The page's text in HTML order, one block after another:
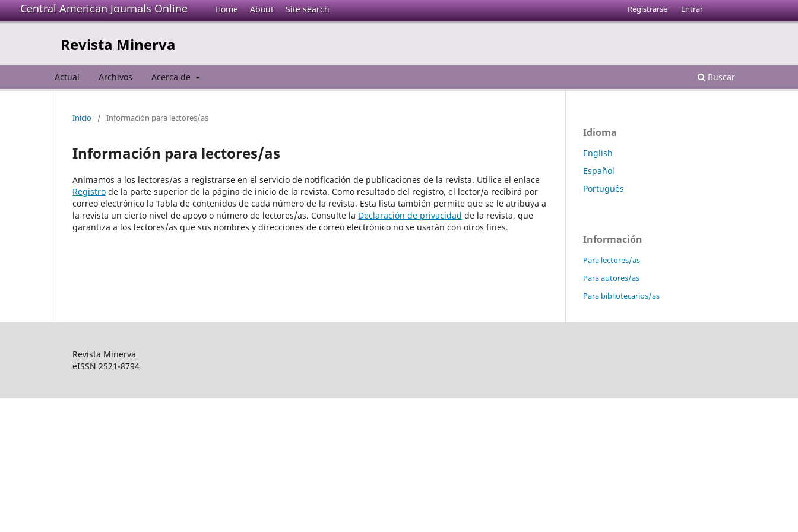
Central American Journals Online Home About Site search
Revista Minerva
Actual Archivos Acerca de Buscar
Registrarse Entrar
Inicio / Información para lectores/as
Información para lectores/as
Animamos a los lectores/as a registrarse en el servicio de notificación de publicaciones de la revista. Utilice el enlace
Registro de la parte superior de la página de inicio de la revista. Como resultado del registro, el lector/a recibirá por
correo electrónico la Tabla de contenidos de cada número de la revista. Esta lista también permite que se le atribuya a
la revista un cierto nivel de apoyo o número de lectores/as. Consulte la Declaración de privacidad de la revista, que
garantiza a los lectores/as que sus nombres y direcciones de correo electrónico no se usarán con otros fines.
Idioma
English
Español
Português
Información
Para lectores/as
Para autores/as
Para bibliotecarios/as
Revista Minerva
eISSN 2521-8794